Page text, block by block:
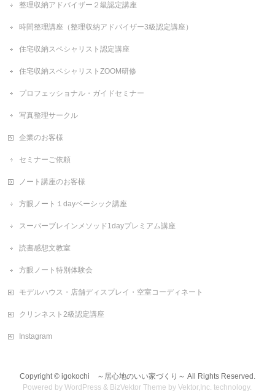
整理収納アドバイザー２級認定講座
時間整理講座（整理収納アドバイザー3級認定講座）
住宅収納スペシャリスト認定講座
住宅収納スペシャリストZOOM研修
プロフェッショナル・ガイドセミナー
写真整理サークル
企業のお客様
セミナーご依頼
ノート講座のお客様
方眼ノート１dayベーシック講座
スーパーブレインメソッド1dayプレミアム講座
読書感想文教室
方眼ノート特別体験会
モデルハウス・店舗ディスプレイ・空室コーディネート
クリンネスト2級認定講座
Instagram
Copyright © igokochi ～居心地のいい家づくり～ All Rights Reserved.
Powered byWordPress & BizVektor Theme byVektor,Inc. technology.